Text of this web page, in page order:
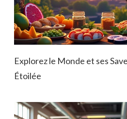
Explorez le Monde et ses
Étoilée